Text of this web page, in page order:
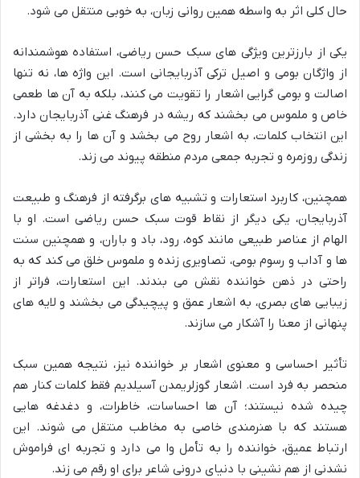
حال کلی اثر به واسطه همین روانی زبان، به خوبی منتقل می شود.
یکی از بارزترین ویژگی های سبک حسن ریاضی، استفاده هوشمندانه
از واژگان بومی و اصیل ترکی آذربایجانی است. این واژه ها، نه تنها
اصالت و بومی گرایی اشعار را تقویت می کنند، بلکه به آن ها طعمی
خاص و ملموس می بخشند که ریشه در فرهنگ غنی آذربایجان دارد.
این انتخاب کلمات، به اشعار روح می بخشد و آن ها را به بخشی از
زندگی روزمره و تجربه جمعی مردم منطقه پیوند می زند.
همچنین، کاربرد استعارات و تشبیه های برگرفته از فرهنگ و طبیعت
آذربایجان، یکی دیگر از نقاط قوت سبک حسن ریاضی است. او با
الهام از عناصر طبیعی مانند کوه، رود، باد و باران، و همچنین سنت
ها و آداب و رسوم بومی، تصاویری زنده و ملموس خلق می کند که به
راحتی در ذهن خواننده نقش می بندند. این استعارات، فراتر از
زیبایی های بصری، به اشعار عمق و پیچیدگی می بخشند و لایه های
پنهانی از معنا را آشکار می سازند.
تأثیر احساسی و معنوی اشعار بر خواننده نیز، نتیجه همین سبک
منحصر به فرد است. اشعار گوزلریمدن آسیلدیم فقط کلمات کنار هم
چیده شده نیستند؛ آن ها احساسات، خاطرات، و دغدغه هایی
هستند که با هنرمندی خاصی به مخاطب منتقل می شوند. این
ارتباط عمیق، خواننده را به تأمل وا می دارد و تجربه ای فراموش
نشدنی از هم نشینی با دنیای درونی شاعر برای او رقم می زند.